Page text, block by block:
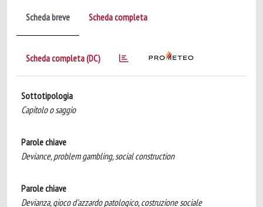
Scheda breve Scheda completa
Scheda completa (DC)
Sottotipologia
Capitolo o saggio
Parole chiave
Deviance, problem gambling, social construction
Parole chiave
Devianza, gioco d'azzardo patologico, costruzione sociale